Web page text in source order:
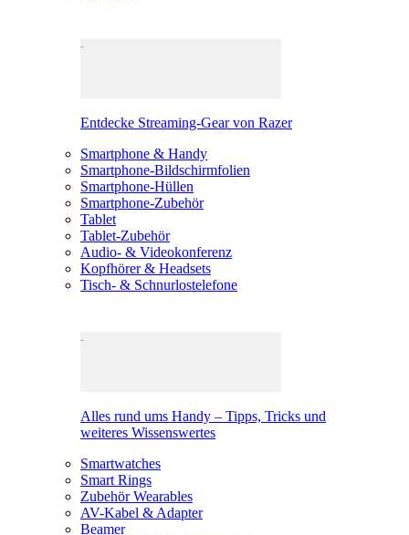
Entdecke Streaming-Gear von Razer
Smartphone & Handy
Smartphone-Bildschirmfolien
Smartphone-Hüllen
Smartphone-Zubehör
Tablet
Tablet-Zubehör
Audio- & Videokonferenz
Kopfhörer & Headsets
Tisch- & Schnurlostelefone
Alles rund ums Handy – Tipps, Tricks und
weiteres Wissenswertes
Smartwatches
Smart Rings
Zubehör Wearables
AV-Kabel & Adapter
Beamer